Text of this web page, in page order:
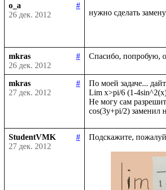
o_a
#
26 дек. 2012
нужно сделать замену
mkras
#
26 дек. 2012
mkras
#
27 дек. 2012
По моей задаче...
Lim x>pi/6 (1-
Не могу сам
StudentVMK
#
27 дек. 2012